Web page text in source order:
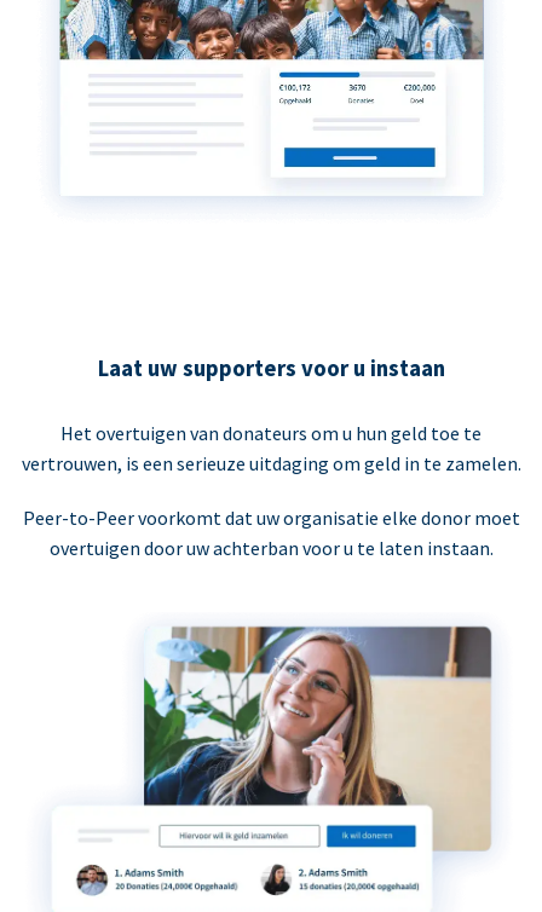
Laat uw supporters voor u instaan
Het overtuigen van donateurs om u hun geld toe te
vertrouwen, is een serieuze uitdaging om geld in te zamelen.
Peer-to-Peer voorkomt dat uw organisatie elke donor moet
overtuigen door uw achterban voor u te laten instaan.